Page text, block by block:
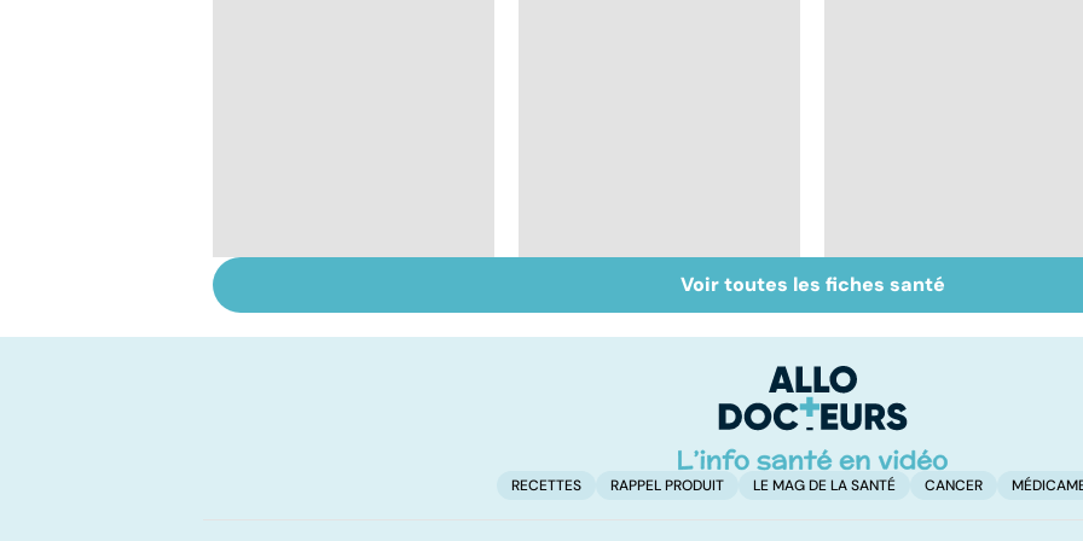
Leonetti à l'aide
Tout savoir sur les
infections
Inflammation des
amygdales : que faire
Voir toutes les fiches santé
RECETTES RAPPEL PRODUIT LE MAG DE LA SANTÉ CANCER